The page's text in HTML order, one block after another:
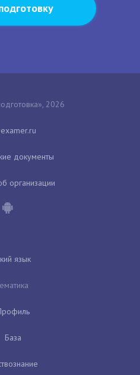
2026
документы
организации
язык
База